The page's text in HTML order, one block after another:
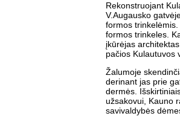
Rekonstruojant
V.Augausko
formos trinkelėmis.
formos trinkeles.
įkūrėjas
pačios Kulautuvos
Žalumoje
derinant jas prie
dermės.
užsakovui, Kauno
savivaldybės